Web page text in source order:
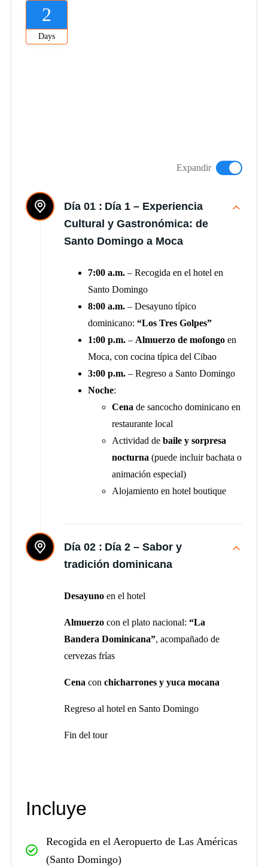
2
Days
Expandir
Día 01 : Día 1 – Experiencia
Cultural y Gastronómica: de
Santo Domingo a Moca
7:00 a.m. – Recogida en el hotel en
Santo Domingo
8:00 a.m. – Desayuno típico
dominicano: “Los Tres Golpes”
1:00 p.m. – Almuerzo de mofongo en
Moca, con cocina típica del Cibao
3:00 p.m. – Regreso a Santo Domingo
Noche:
Cena de sancocho dominicano en
restaurante local
Actividad de baile y sorpresa
nocturna (puede incluir bachata o
animación especial)
Alojamiento en hotel boutique
Día 02 : Día 2 – Sabor y
tradición dominicana
Desayuno en el hotel
Almuerzo con el plato nacional: “La
Bandera Dominicana”, acompañado de
cervezas frías
Cena con chicharrones y yuca mocana
Regreso al hotel en Santo Domingo
Fin del tour
Incluye
Recogida en el Aeropuerto de Las Américas
(Santo Domingo)